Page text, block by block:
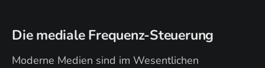
Die mediale Frequenz-Steuerung
Moderne Medien sind im Wesentlichen